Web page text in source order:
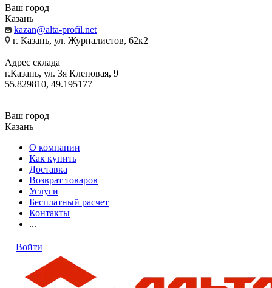
Ваш город
Казань
kazan@alta-profil.net
г. Казань, ул. Журналистов, 62к2
Адрес склада
г.Казань, ул. 3я Кленовая, 9
55.829810, 49.195177
Ваш город
Казань
О компании
Как купить
Доставка
Возврат товаров
Услуги
Бесплатный расчет
Контакты
...
Войти